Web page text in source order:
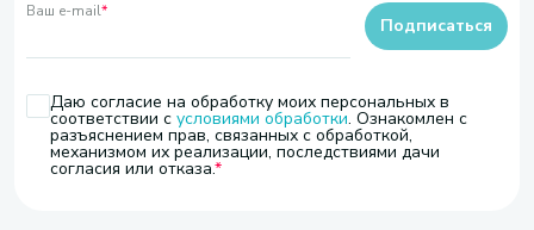
Ваш e-mail*
Даю согласие на обработку моих персональных в
соответствии с условиями обработки. Ознакомлен с
разъяснением прав, связанных с обработкой,
механизмом их реализации, последствиями дачи
согласия или отказа.
Подписаться